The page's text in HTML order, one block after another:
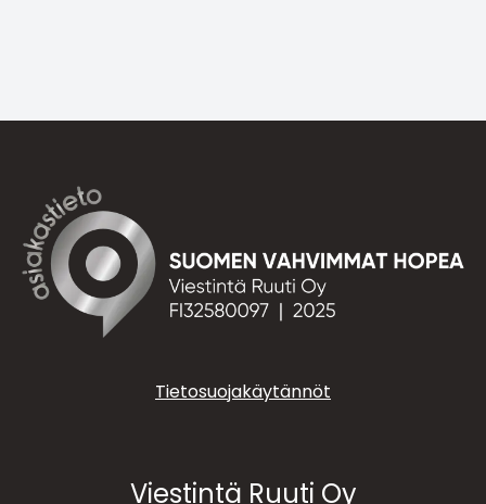
Tietosuojakäytännöt
Viestintä Ruuti Oy